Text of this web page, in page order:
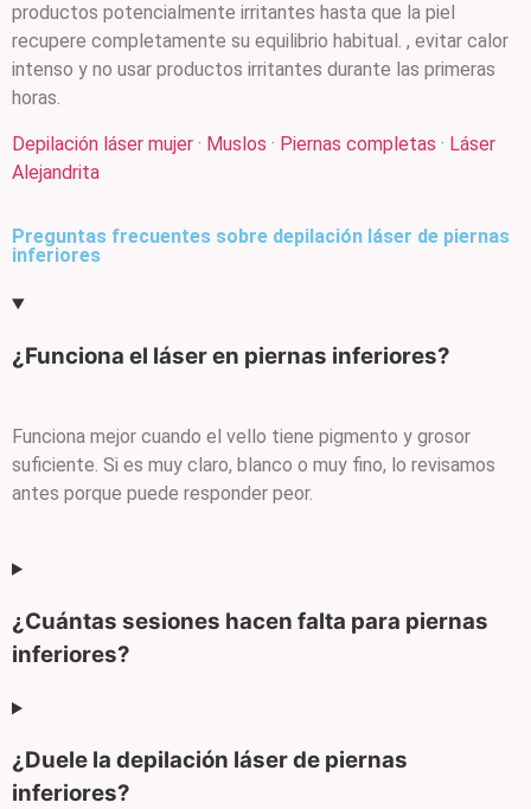
productos potencialmente irritantes hasta que la piel
recupere completamente su equilibrio habitual. , evitar calor
intenso y no usar productos irritantes durante las primeras
horas.
Depilación láser mujer · Muslos · Piernas completas · Láser
Alejandrita
Preguntas frecuentes sobre depilación láser de piernas
inferiores
¿Funciona el láser en piernas inferiores?
Funciona mejor cuando el vello tiene pigmento y grosor
suficiente. Si es muy claro, blanco o muy fino, lo revisamos
antes porque puede responder peor.
¿Cuántas sesiones hacen falta para piernas
inferiores?
¿Duele la depilación láser de piernas
inferiores?